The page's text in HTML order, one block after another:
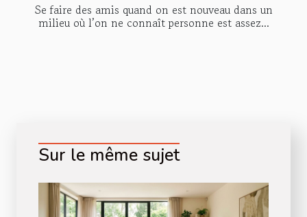
Se faire des amis quand on est nouveau dans un
milieu où l’on ne connaît personne est assez...
Sur le même sujet